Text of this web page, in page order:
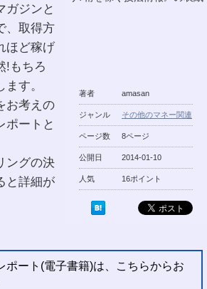
著者 amasan
ジャンル その他のマネー関連
ページ数 8ページ
公開日 2014-01-10
人気 16ポイント
ガジンと
、取得方
ほど稼げ
!もちろ
ます。
お考えの
ポートと
ングの決
と詳細が
ート(電子書籍)は、こちらからお